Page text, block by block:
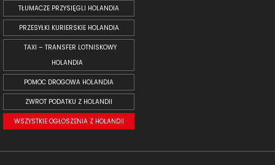
TŁUMACZE PRZYSIĘGLI HOLANDIA
PRZESYŁKI KURIERSKIE HOLANDIA
TAXI – TRANSFER LOTNISKOWY
HOLANDIA
POMOC DROGOWA HOLANDIA
ZWROT PODATKU Z HOLANDII
WSZYSTKIE OGŁOSZENIA Z HOLANDII